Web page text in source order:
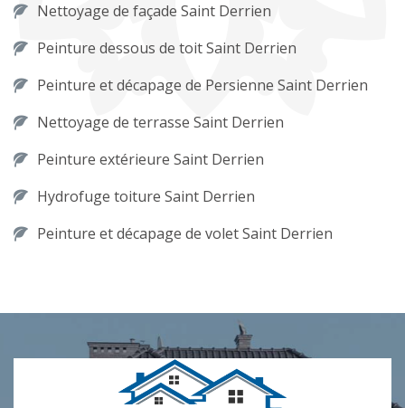
Nettoyage de façade Saint Derrien
Peinture dessous de toit Saint Derrien
Peinture et décapage de Persienne Saint Derrien
Nettoyage de terrasse Saint Derrien
Peinture extérieure Saint Derrien
Hydrofuge toiture Saint Derrien
Peinture et décapage de volet Saint Derrien